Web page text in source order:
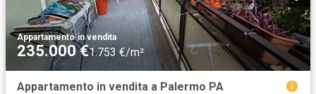
Appartamento·in vendita
235.000 €1.753 €/m²
Appartamento in vendita a Palermo PA